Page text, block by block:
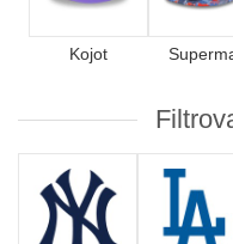
Kojot